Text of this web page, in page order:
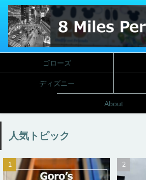
ゴローズ
ディズニー
About
人気トピック